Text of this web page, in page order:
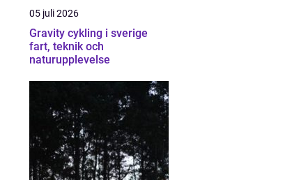
05 juli 2026
Gravity cykling i sverige
fart, teknik och
naturupplevelse